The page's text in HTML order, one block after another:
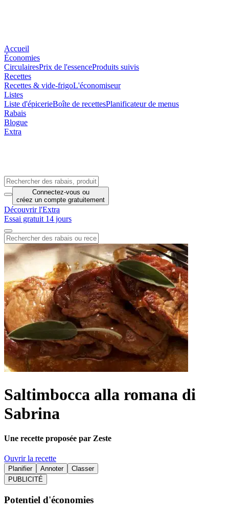
Accueil
Économies
CirculairesPrix de l'essenceProduits suivis
Recettes
Recettes & vide-frigoL'économiseur
Listes
Liste d'épicerieBoîte de recettesPlanificateur de menus
Rabais
Blogue
Extra
Connectez-vous ou
créez un compte gratuitement
Découvrir l'Extra
Essai gratuit 14 jours
Saltimbocca alla romana di
Sabrina
Une recette proposée par Zeste
Ouvrir la recette
Planifier Annoter
Classer
PUBLICITÉ
Potentiel d'économies